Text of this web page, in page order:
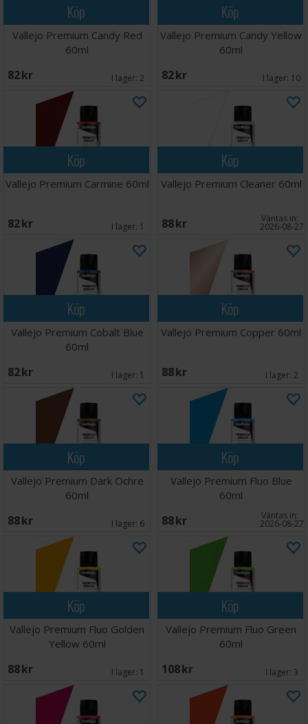
Köp
Vallejo Premium Candy Red
60ml
82 SEK I lager: 2
Köp
Vallejo Premium Candy Yellow
60ml
82 SEK I lager: 10
Köp
Vallejo Premium Carmine 60ml
82 SEK I lager: 1
Köp
Vallejo Premium Cleaner 60ml
88 SEK Väntas in:
2026-08-27
Köp
Vallejo Premium Cobalt Blue
60ml
82 SEK I lager: 1
Köp
Vallejo Premium Copper 60ml
88 SEK I lager: 2
Köp
Vallejo Premium Dark Ochre
60ml
88 SEK I lager: 6
Köp
Vallejo Premium Fluo Blue
60ml
88 SEK Väntas in:
2026-08-27
Köp
Vallejo Premium Fluo Golden
Yellow 60ml
88 SEK I lager: 1
Köp
Vallejo Premium Fluo Green
60ml
108 SEK I lager: 3